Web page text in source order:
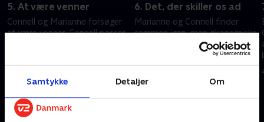
Samtykke Detaljer Om
5. At være venner
Connell og Marianne forsøger
at være venner. Connell passer
følelser kommer i spil.
6. Det, der skiller os ad
Marianne og Connell finder
sammen igen, men økonomiske
problemer og et belastende
familiebesøg trækker dem fra
hinanden. Forholdet vakler.
Andre så også